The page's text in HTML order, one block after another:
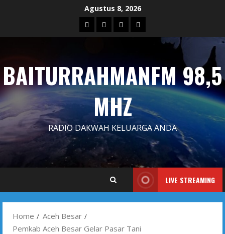
Agustus 8, 2026
Blog Contact
Us
Dengarkan
Siaran
Iklan
BAITURRAHMANFM 98,5
MHZ
RADIO DAKWAH KELUARGA ANDA
LIVE STREAMING
Home
Aceh Besar
Pemkab Aceh Besar Gelar Pasar Tani